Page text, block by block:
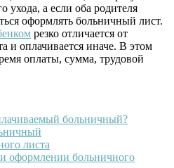
ухода, а если оба родителя
оформлять больничный лист.
резко отличается от
и оплачивается иначе. В этом
оплаты, сумма, трудовой
больничный?
листа
оформлении больничного